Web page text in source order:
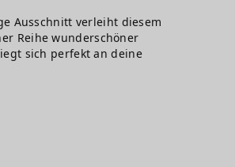
Ausschnitt verleiht diesem
Reihe wunderschöner
sich perfekt an deine